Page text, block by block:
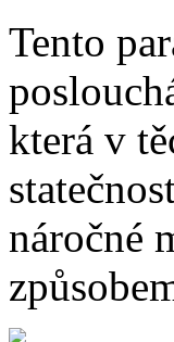
Tento
která v
náročné